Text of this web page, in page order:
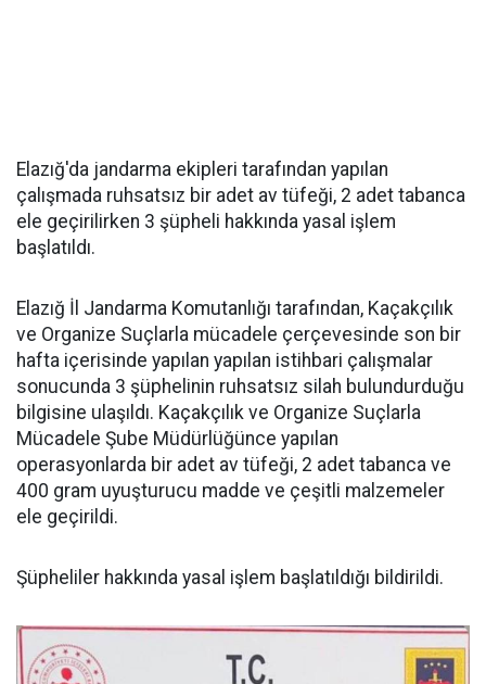
Elazığ'da jandarma ekipleri tarafından yapılan
çalışmada ruhsatsız bir adet av tüfeği, 2 adet tabanca
ele geçirilirken 3 şüpheli hakkında yasal işlem
başlatıldı.
Elazığ İl Jandarma Komutanlığı tarafından, Kaçakçılık
ve Organize Suçlarla mücadele çerçevesinde son bir
hafta içerisinde yapılan yapılan istihbari çalışmalar
sonucunda 3 şüphelinin ruhsatsız silah bulundurduğu
bilgisine ulaşıldı. Kaçakçılık ve Organize Suçlarla
Mücadele Şube Müdürlüğünce yapılan
operasyonlarda bir adet av tüfeği, 2 adet tabanca ve
400 gram uyuşturucu madde ve çeşitli malzemeler
ele geçirildi.
Şüpheliler hakkında yasal işlem başlatıldığı bildirildi.